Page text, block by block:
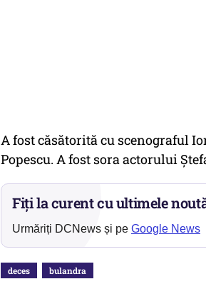
A fost căsătorită cu scenograful
Popescu. A fost sora actorului
Fiți la curent cu ultimele
Urmăriți DCNews și pe Google News
deces bulandra